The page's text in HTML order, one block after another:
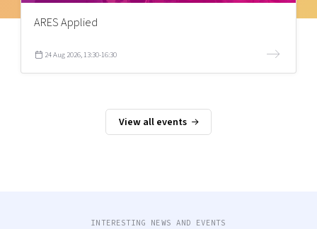
ARES Applied
24 Aug 2026, 13:30-16:30
View all events
INTERESTING NEWS AND EVENTS